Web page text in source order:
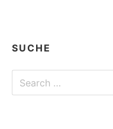
SUCHE
Search
for: